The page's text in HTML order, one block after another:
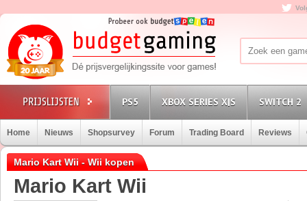
PS5 XBOX SERIES X|S SWITCH 2
Home Nieuws Shopsurvey Forum Trading Board Reviews
Mario Kart Wii - Wii kopen
Mario Kart Wii